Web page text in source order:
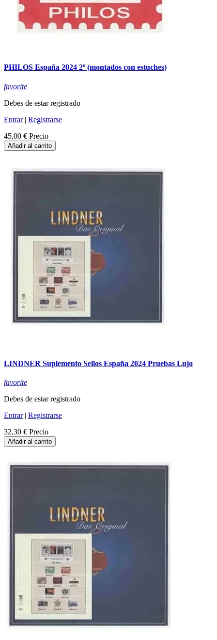
PHILOS España 2024 2º (montados con estuches)
favorite
Debes de estar registrado
Entrar| Registrarse
45,00 € Precio
Añadir al carrito
LINDNER Suplemento Sellos España 2024 Pruebas Lujo
favorite
Debes de estar registrado
Entrar| Registrarse
32,30 € Precio
Añadir al carrito